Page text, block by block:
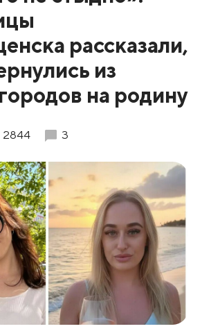
рассказали,
из
на родину
2844 3